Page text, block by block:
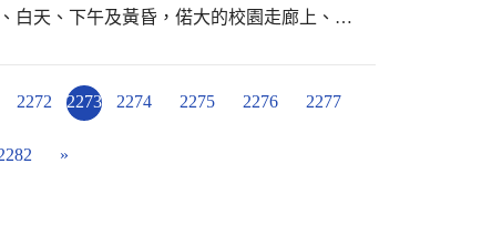
工作身影，貼心
小嘴巴自然流露的一句：「阿姨，您辛苦
身在校園幕後的您們，
2272 2273 2274 2275 2276 2277
»